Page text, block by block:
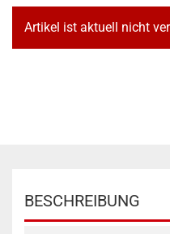
Artikel ist aktuell nicht
BESCHREIBUNG